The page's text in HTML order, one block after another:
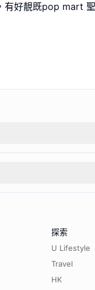
有好靚既pop mart
探索
U Lifestyle
Travel
HK